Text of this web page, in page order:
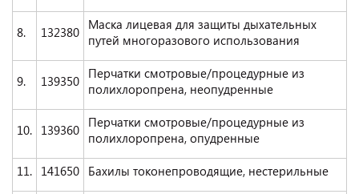
8. 132380 Маска лицевая для защиты дыхательных
путей многоразового использования
9. 139350 Перчатки смотровые/процедурные из
полихлоропрена, неопудренные
10. 139360 Перчатки смотровые/процедурные из
полихлоропрена, опудренные
11. 141650 Бахилы токонепроводящие, нестерильные